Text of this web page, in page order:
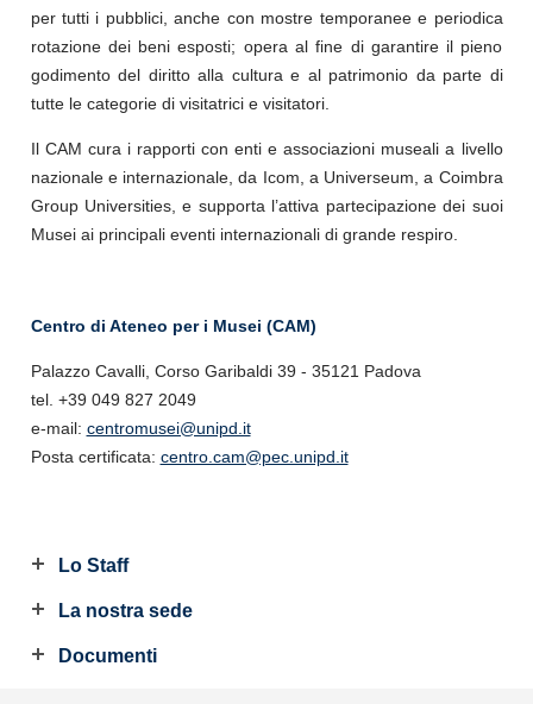
per tutti i pubblici, anche con mostre temporanee e periodica
rotazione dei beni esposti; opera al fine di garantire il pieno
godimento del diritto alla cultura e al patrimonio da parte di
tutte le categorie di visitatrici e visitatori.
Il CAM cura i rapporti con enti e associazioni museali a livello
nazionale e internazionale, da Icom, a Universeum, a Coimbra
Group Universities, e supporta l’attiva partecipazione dei suoi
Musei ai principali eventi internazionali di grande respiro.
Centro di Ateneo per i Musei (CAM)
Palazzo Cavalli, Corso Garibaldi 39 - 35121 Padova
tel. +39 049 827 2049
e-mail: centromusei@unipd.it
Posta certificata: centro.cam@pec.unipd.it
Lo Staff
La nostra sede
Documenti